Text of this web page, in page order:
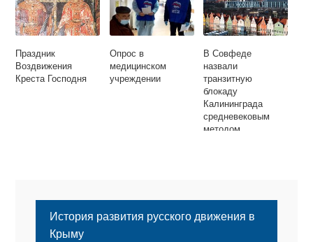
Праздник
Воздвижения
Креста Господня
Опрос в
медицинском
учреждении
В Совфеде
назвали
транзитную
блокаду
Калининграда
средневековым
методом
История развития русского движения в
Крыму